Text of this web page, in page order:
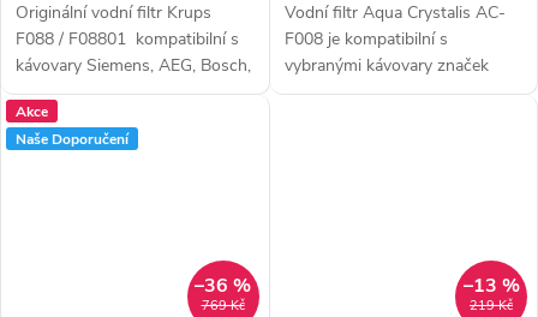
Originální vodní filtr Krups
F088 / F08801 kompatibilní s
kávovary Siemens, AEG, Bosch,
Krups, Nivona. Zlepšuje kvalitu
vody a tím zajišťuje redukci...
Vodní filtr Aqua Crystalis AC-
F008 je kompatibilní s
vybranými kávovary značek
Siemens, AEG, Bosch, Krups,
Akce
Naše Doporučení
769 Kč
–36 %
219 Kč
–13 %